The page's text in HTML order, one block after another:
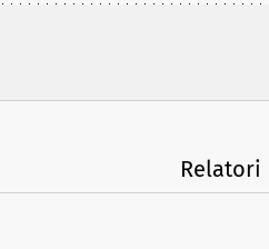
Relatori